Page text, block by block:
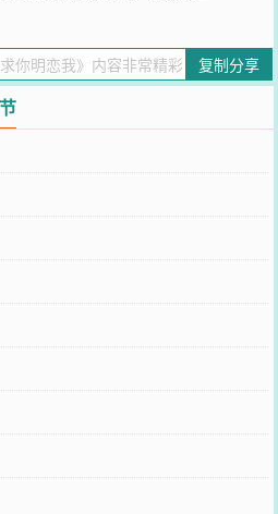
然是她心上飞雪，靳酌。\n女孩绯红
证书上的照片，少年意气风发，那双
…\n媒体社的招新会上，秦迎夏上台
，漫不经心地把玩着手机，在听见她
着散漫，“叫什么？亲一下？”\n秦迎
轻咬着唇望他，见他的朋友们笑骂他
病，平时也不是话多的主，在特殊时
还缠人。\n这点靳酌早就感受到了，
夏藏了七年的秘密，“酉酉，我…是想
她的下巴，又不解气似的咬上她的
玩暗恋，真有你的…胆子大点，我只
眉眼，吻去她眼尾泪花，“傻丫头，换
心跳比我先认出你
复制分享